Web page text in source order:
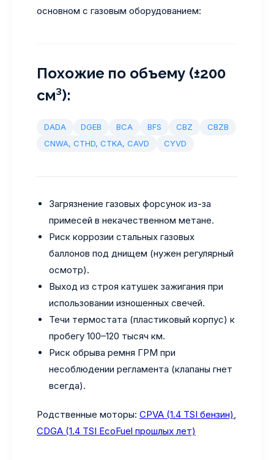
основном с газовым оборудованием:
Похожие по объему (±200
см³):
DADA DGEB BCA BFS CBZ
CBZB
CNWA, CTHD, CTKA, CAVD
CYVD
Загрязнение газовых форсунок из-за
примесей в некачественном метане.
Риск коррозии стальных газовых
баллонов под днищем (нужен регулярный
осмотр).
Выход из строя катушек зажигания при
использовании изношенных свечей.
Течи термостата (пластиковый корпус) к
пробегу 100–120 тысяч км.
Риск обрыва ремня ГРМ при
несоблюдении регламента (клапаны гнет
всегда).
Родственные моторы: CPVA (1.4 TSI бензин),
CDGA (1.4 TSI EcoFuel прошлых лет)